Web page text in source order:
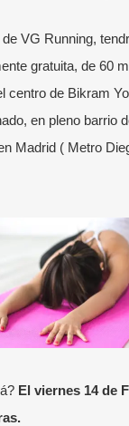
VG Running,
gratuita, de 60
centro de Bikram
en pleno barrio
Madrid ( Metro
El viernes 14 de